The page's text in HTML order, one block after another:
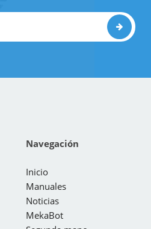
Navegación
Inicio
Manuales
Noticias
MekaBot